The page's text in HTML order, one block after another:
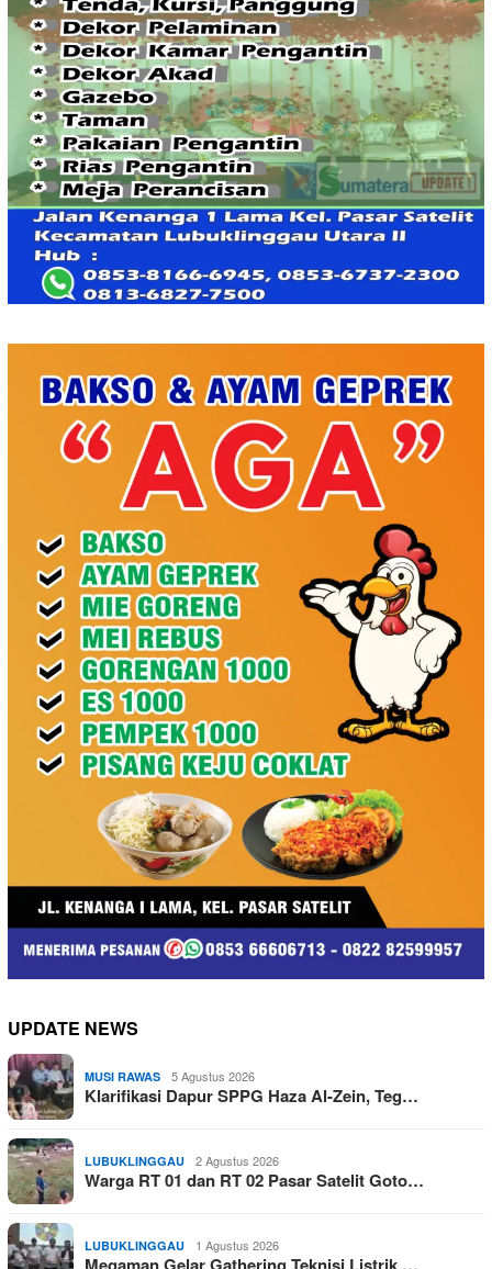
UPDATE NEWS
MUSI RAWAS 5 Agustus 2026
Klarifikasi Dapur SPPG Haza Al-Zein, Teg…
LUBUKLINGGAU 2 Agustus 2026
Warga RT 01 dan RT 02 Pasar Satelit Goto…
LUBUKLINGGAU 1 Agustus 2026